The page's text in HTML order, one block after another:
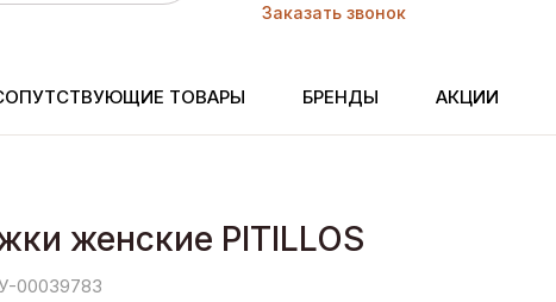
Заказать звонок
ТОВАРЫ БРЕНДЫ АКЦИИ
женские PITILLOS
00039783